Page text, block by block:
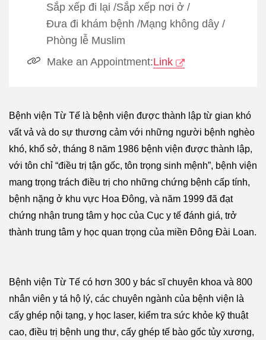
Sắp xếp đi lại /Sắp xếp nơi ở /
Đưa đi khám bệnh /Mạng không dây /
Phòng lễ Muslim
Make an Appointment:Link
Bệnh viện Từ Tế là bệnh viện được thành lập từ gian khó
vất vả và do sự thương cảm với những người bệnh nghèo
khó, khổ sở, tháng 8 năm 1986 bệnh viện được thành lập,
với tôn chỉ “điều trị tận gốc, tôn trọng sinh mệnh”, bệnh viện
mang trọng trách điều trị cho những chứng bệnh cấp tính,
bệnh nặng ở khu vực Hoa Đông, và năm 1999 đã đạt
chứng nhận trung tâm y học của Cục y tế đánh giá, trở
thành trung tâm y học quan trọng của miền Đông Đài Loan.
Bệnh viện Từ Tế có hơn 300 y bác sĩ chuyên khoa và 800
nhân viên y tá hộ lý, các chuyên ngành của bệnh viện là
cấy ghép nội tạng, y học laser, kiểm tra sức khỏe kỹ thuật
cao, điều trị bệnh ung thư, cấy ghép tế bào gốc tủy xương,